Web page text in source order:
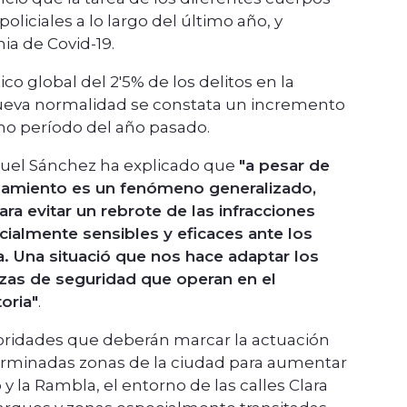
a lo largo del último año, y
de Covid-19.
global del 2'5% de los delitos en la
normalidad se constata un incremento
período del año pasado.
Sánchez ha explicado que "a pesar de
es un fenómeno generalizado,
evitar un rebrote de las infracciones
sensibles y eficaces ante los
situació que nos hace adaptar los
de seguridad que operan en el
.
que deberán marcar la actuación
zonas de la ciudad para aumentar
la Rambla, el entorno de las calles Clara